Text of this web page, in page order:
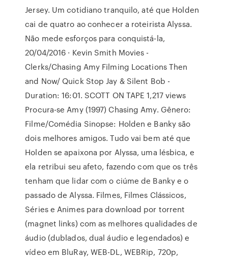
Jersey. Um cotidiano tranquilo, até que Holden
cai de quatro ao conhecer a roteirista Alyssa.
Não mede esforços para conquistá-la,
20/04/2016 · Kevin Smith Movies -
Clerks/Chasing Amy Filming Locations Then
and Now/ Quick Stop Jay & Silent Bob -
Duration: 16:01. SCOTT ON TAPE 1,217 views
Procura-se Amy (1997) Chasing Amy. Gênero:
Filme/Comédia Sinopse: Holden e Banky são
dois melhores amigos. Tudo vai bem até que
Holden se apaixona por Alyssa, uma lésbica, e
ela retribui seu afeto, fazendo com que os três
tenham que lidar com o ciúme de Banky e o
passado de Alyssa. Filmes, Filmes Clássicos,
Séries e Animes para download por torrent
(magnet links) com as melhores qualidades de
áudio (dublados, dual áudio e legendados) e
vídeo em BluRay, WEB-DL, WEBRip, 720p,